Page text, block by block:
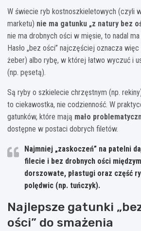
W świecie ryb kostnoszkieletowych (czyli
marketu) nie ma gatunku „z natury bez
nie ma drobnych ości w mięsie, to nadal ma
Hasło „bez ości” najczęściej oznacza więc
żeber) albo rybę, w której łatwo wyczuć i
(np. pęsetą).
Są ryby o szkielecie chrzęstnym (np.
to ciekawostka, nie codzienność. W
gatunków, które mają mało
dostępne w postaci dobrych filetów.
Najmniej „zaskoczeń” na patelni
filecie i bez drobnych ości
dorszowate, płastugi oraz część
polędwic (np. tuńczyk).
Najlepsze gatunki
ości” do smażenia